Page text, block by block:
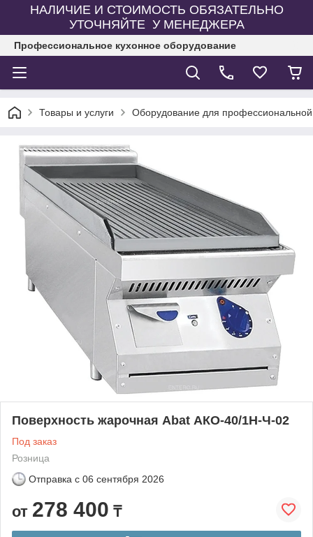
НАЛИЧИЕ И СТОИМОСТЬ ОБЯЗАТЕЛЬНО
УТОЧНЯЙТЕ У МЕНЕДЖЕРА
Профессиональное кухонное оборудование
Товары и услуги Оборудование для профессиональной
Поверхность жарочная Abat АКО-40/1Н-Ч-02
Под заказ
Розница
Отправка с 06 сентября 2026
от 278 400 ₸